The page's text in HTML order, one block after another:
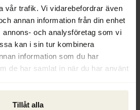
vår trafik. Vi vidarebefordrar även
annan information från din enhet
annons- och analysföretag som vi
kan i sin tur kombinera
information som du har
de har samlat in när du har använt
Tillåt alla
handlade det då om
annat forskning, it,
Vanligast var
inom EU eller till
kostnader och